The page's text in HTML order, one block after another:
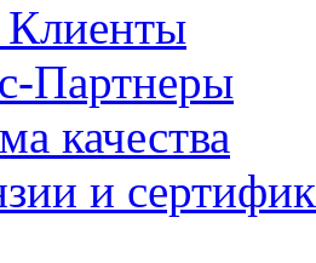
Партнеры
качества
и